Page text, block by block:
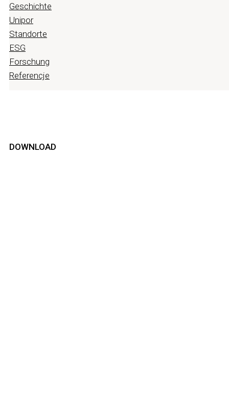
Geschichte
Unipor
Standorte
ESG
Forschung
Referencje
DOWNLOAD